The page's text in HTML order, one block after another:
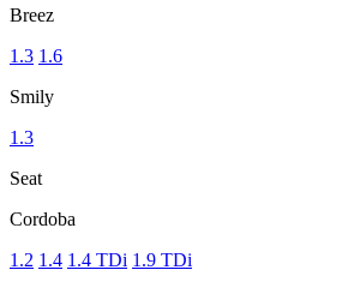
Breez
1.3 1.6
Smily
1.3
Seat
Cordoba
1.2 1.4 1.4 TDi 1.9 TDi